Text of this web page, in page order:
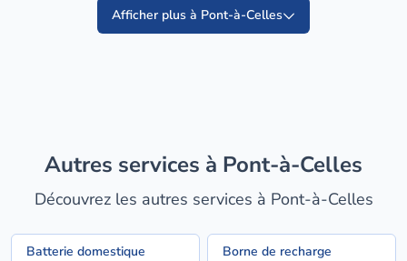
Afficher plus à Pont-à-Celles
Autres services à Pont-à-Celles
Découvrez les autres services à Pont-à-Celles
Batterie domestique Borne de recharge